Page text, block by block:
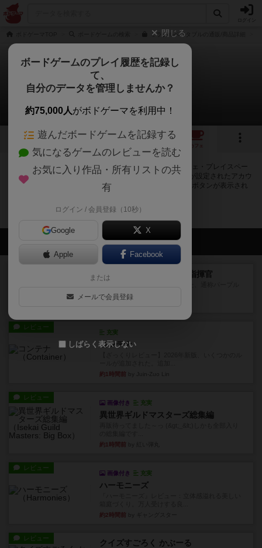
ミラクルベジタブルの通販/商品詳細
ミラクルベジタブル
0店のカフェ/スペースが提供中
2 1 1
カフェ
ミラクルベジタブルで遊ぶことができるボードゲームカフェ・プレイスペー
スが0店登録されています。公開プロフィールの都道府県が設定されたアカウ
ントでログインすると、同じ都道府県内の店舗に絞り込むボタンが表示され
会員の新しい投稿
スコードリーダー / 戦闘指揮官
ボックスと...
レビュー
充実
コンテナ
約1時間前
レビュー
画像付き 充実
異世界ギルドマスターズ総集編
約1時間前
レビュー
画像付き 充実
ハーモニーズ
約2時間前
レビュー クイズすごろく かぶーる
閉じる
ボードゲームのプレイ履歴を記録し
て、
自分のデータを管理しませんか？
約75,000人がボドゲーマを利用中！
遊んだボードゲームを記録する
気になるゲームのレビューを読む
お気に入り作品・所有リストの共
有
ログイン / 会員登録（10秒）
Google X
Apple Facebook
または
メールで会員登録
しばらく表示しない